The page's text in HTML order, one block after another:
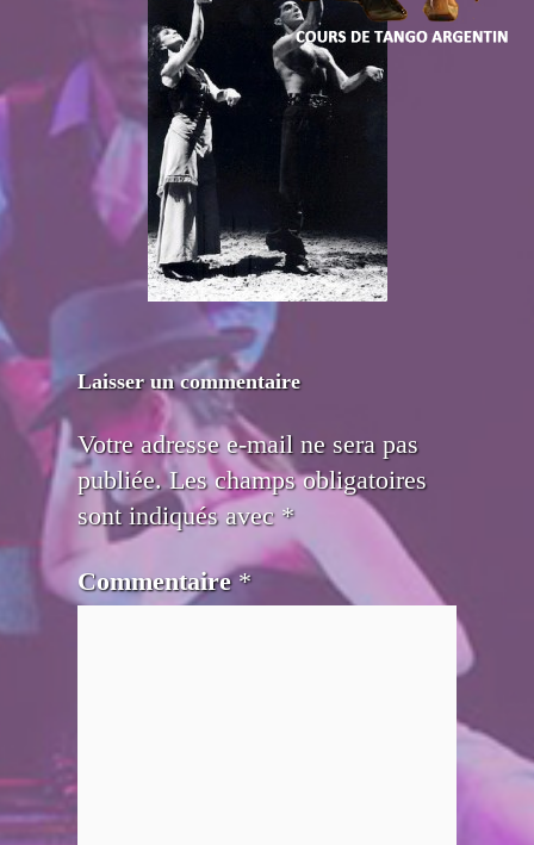
Laisser un commentaire
Votre adresse e-mail ne sera pas
publiée. Les champs obligatoires
sont indiqués avec *
Commentaire *